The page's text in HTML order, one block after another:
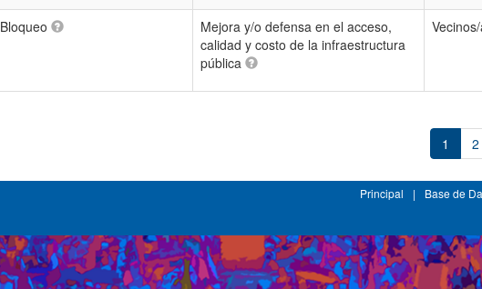
Bloqueo
Mejora y/o defensa en el acceso,
calidad y costo de la infraestructura
pública
1 2
Principal | Base de